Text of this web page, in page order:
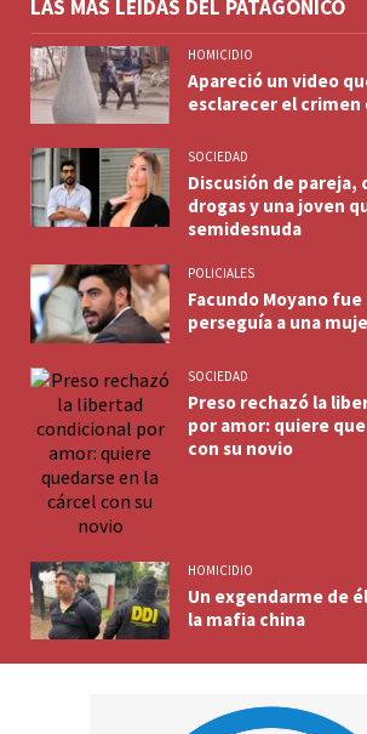
LAS MÁS LEÍDAS DEL PATAGÓNICO
HOMICIDIO
Apareció un video
esclarecer el crimen
SOCIEDAD
Discusión de pareja,
drogas y una joven
semidesnuda
POLICIALES
Facundo Moyano
perseguía a una
SOCIEDAD
Preso rechazó la
por amor: quiere
con su novio
HOMICIDIO
Un exgendarme de
la mafia china